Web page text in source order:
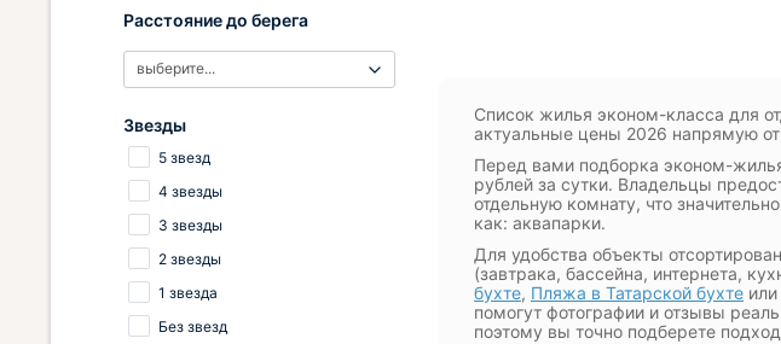
Список жилья эконом-класса для
актуальные цены 2026 напрямую от
Перед вами подборка эконом-
рублей за сутки. Владельцы
отдельную комнату, что
как: аквапарки.
Для удобства объекты
(завтрака, бассейна, интернета,
бухте, Пляжа в Татарской бухте
помогут фотографии и отзывы
поэтому вы точно подберете
Расстояние до берега
выберите...
Звезды
5 звезд
4 звезды
3 звезды
2 звезды
1 звезда
Без звезд